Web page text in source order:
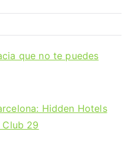
que no te puedes
Hidden Hotels
29